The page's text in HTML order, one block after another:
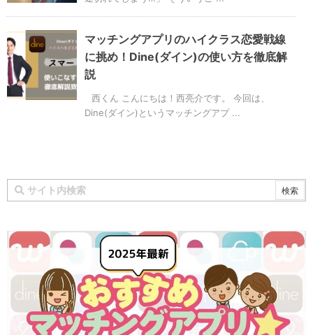
マッチングアプリのハイクラス恋愛戦線
に挑め！Dine(ダイン)の使い方を徹底解
説
西くん こんにちは！西亮介です。 今回は、
Dine(ダイン)というマッチングアプ ...